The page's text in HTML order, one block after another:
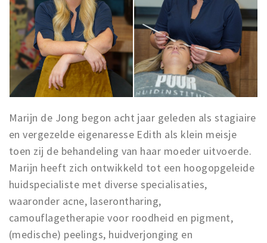
Marijn de Jong begon acht jaar geleden als stagiaire
en vergezelde eigenaresse Edith als klein meisje
toen zij de behandeling van haar moeder uitvoerde.
Marijn heeft zich ontwikkeld tot een hoogopgeleide
huidspecialiste met diverse specialisaties,
waaronder acne, laserontharing,
camouflagetherapie voor roodheid en pigment,
(medische) peelings, huidverjonging en